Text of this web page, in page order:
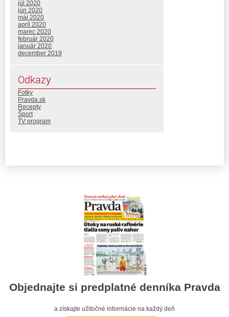
júl 2020
jún 2020
máj 2020
apríl 2020
marec 2020
február 2020
január 2020
december 2019
Odkazy
Fotky
Pravda.sk
Recepty
Šport
TV program
Objednajte si predplatné denníka Pravda
a získajte užitočné informácie na každý deň